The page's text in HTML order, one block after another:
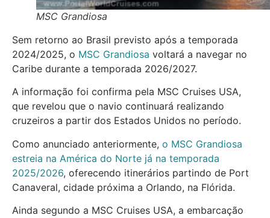
MSC Grandiosa
Sem retorno ao Brasil previsto após a temporada
2024/2025, o MSC Grandiosa voltará a navegar no
Caribe durante a temporada 2026/2027.
A informação foi confirma pela MSC Cruises USA,
que revelou que o navio continuará realizando
cruzeiros a partir dos Estados Unidos no período.
Como anunciado anteriormente, o MSC Grandiosa
estreia na América do Norte já na temporada
2025/2026, oferecendo itinerários partindo de Port
Canaveral, cidade próxima a Orlando, na Flórida.
Ainda segundo a MSC Cruises USA, a embarcação